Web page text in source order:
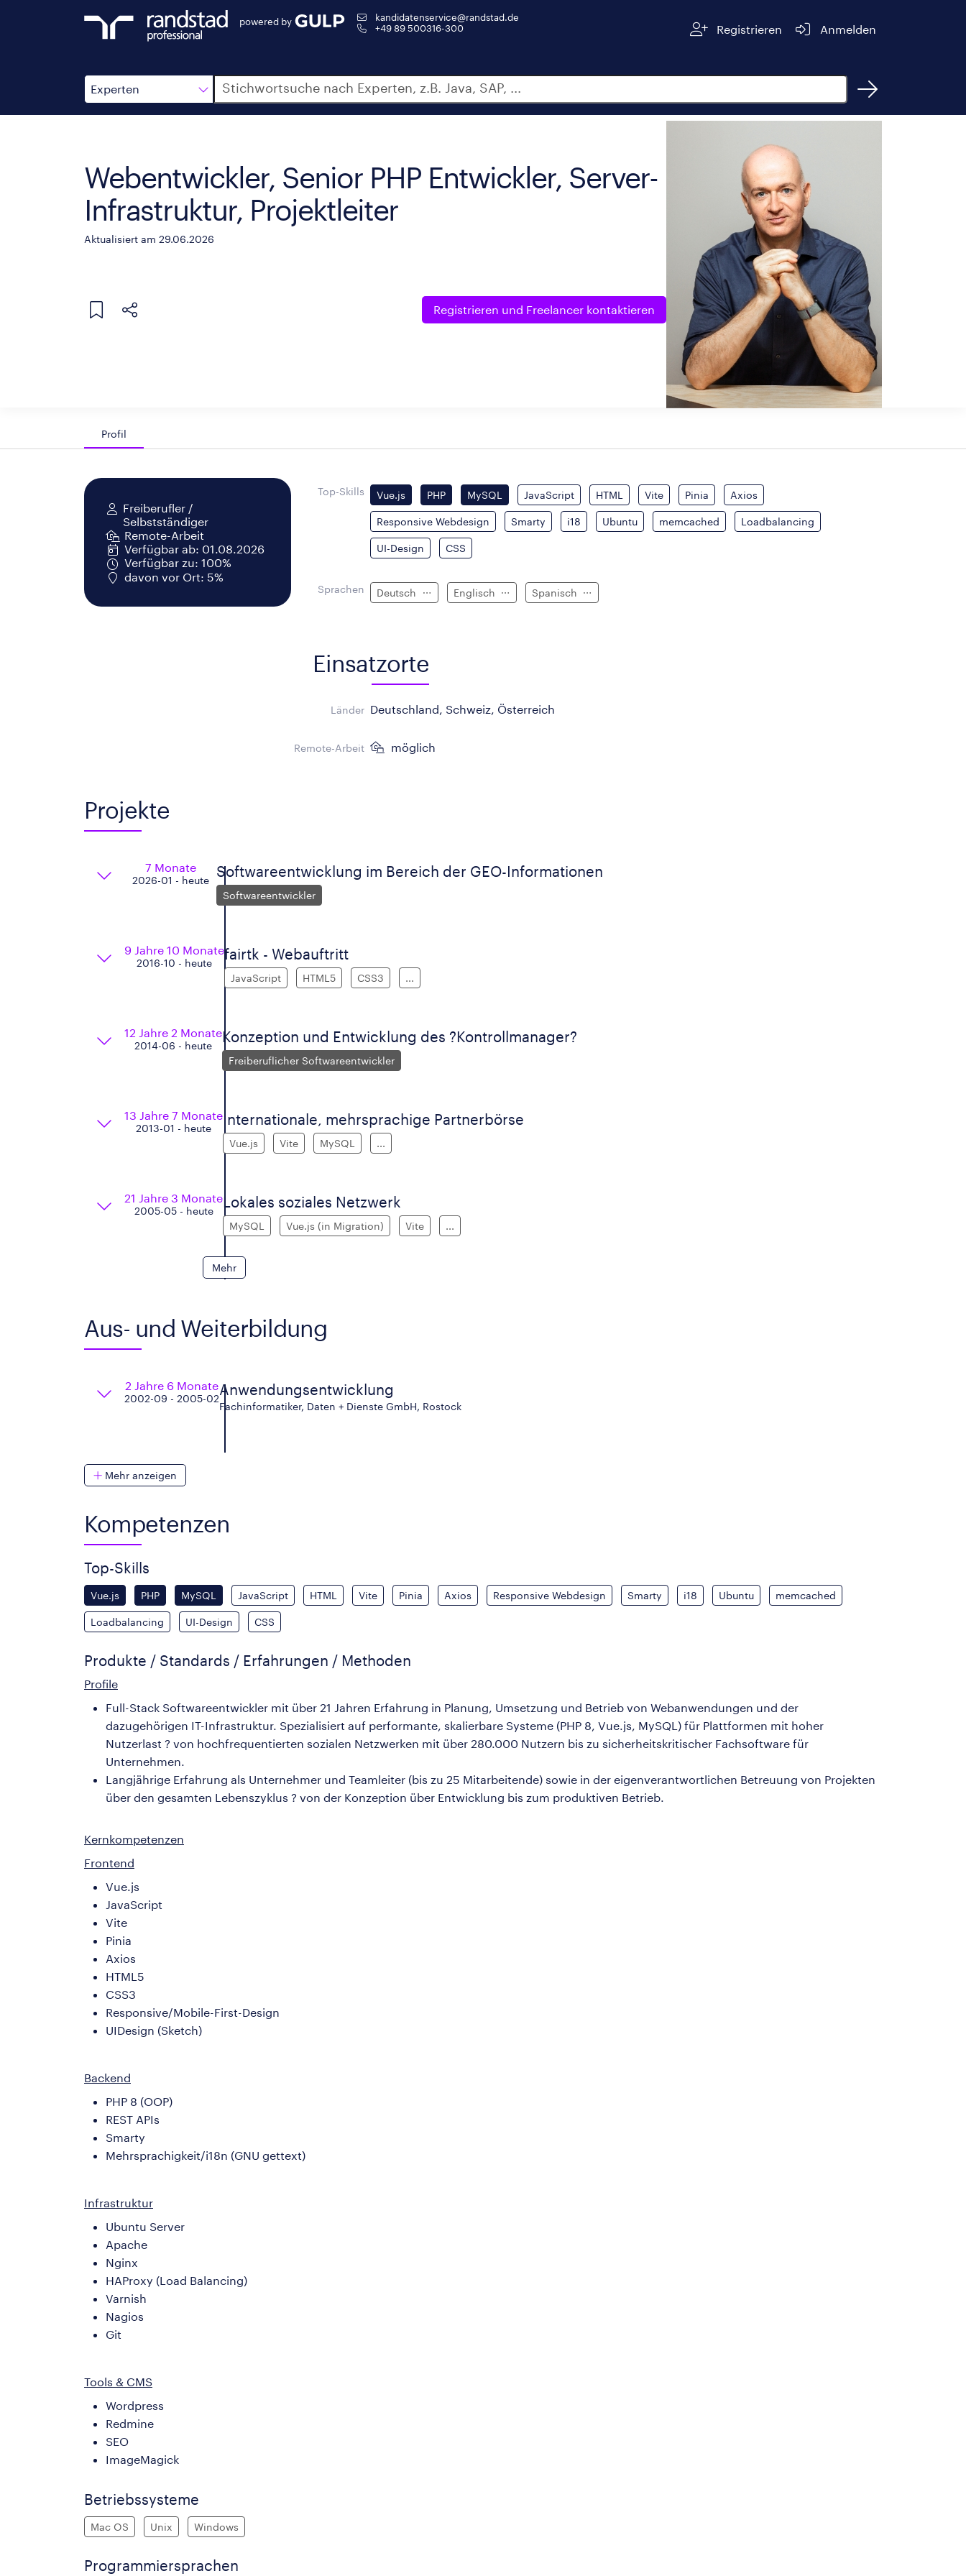
powered by
kandidatenservice@randstad.de
+49 89 500316-300
Registrieren Anmelden
Experten
Suche
Webentwickler, Senior PHP Entwickler, Server-
Infrastruktur, Projektleiter
Aktualisiert am 29.06.2026
Registrieren und Freelancer kontaktieren
Profil
Freiberufler /
Selbstständiger
Remote-Arbeit
Verfügbar ab: 01.08.2026
Verfügbar zu: 100%
davon vor Ort: 5%
Top-Skills Vue.js PHP MySQL JavaScript HTML Vite Pinia Axios
Responsive Webdesign Smarty i18 Ubuntu memcached Loadbalancing
UI-Design CSS
Sprachen Deutsch Englisch Spanisch
Einsatzorte
Länder Deutschland, Schweiz, Österreich
Remote-Arbeit möglich
Projekte
7 Monate
2026-01 - heute
Softwareentwicklung im Bereich der GEO-Informationen
Softwareentwickler
9 Jahre 10 Monate
2016-10 - heute
fairtk - Webauftritt
JavaScript HTML5 CSS3 ...
12 Jahre 2 Monate
2014-06 - heute
Konzeption und Entwicklung des ?Kontrollmanager?
Freiberuflicher Softwareentwickler
13 Jahre 7 Monate
2013-01 - heute
Internationale, mehrsprachige Partnerbörse
Vue.js Vite MySQL ...
21 Jahre 3 Monate
2005-05 - heute
Lokales soziales Netzwerk
MySQL Vue.js (in Migration) Vite ...
Mehr
Aus- und Weiterbildung
2 Jahre 6 Monate
2002-09 - 2005-02
Anwendungsentwicklung
Fachinformatiker, Daten + Dienste GmbH, Rostock
Mehr anzeigen
Kompetenzen
Top-Skills
Vue.js PHP MySQL JavaScript HTML Vite Pinia Axios Responsive Webdesign Smarty i18 Ubuntu memcached
Loadbalancing UI-Design CSS
Produkte / Standards / Erfahrungen / Methoden
Profile
Full-Stack Softwareentwickler mit über 21 Jahren Erfahrung in Planung, Umsetzung und Betrieb von Webanwendungen und der
dazugehörigen IT-Infrastruktur. Spezialisiert auf performante, skalierbare Systeme (PHP 8, Vue.js, MySQL) für Plattformen mit hoher
Nutzerlast ? von hochfrequentierten sozialen Netzwerken mit über 280.000 Nutzern bis zu sicherheitskritischer Fachsoftware für
Unternehmen.
Langjährige Erfahrung als Unternehmer und Teamleiter (bis zu 25 Mitarbeitende) sowie in der eigenverantwortlichen Betreuung von Projekten
über den gesamten Lebenszyklus ? von der Konzeption über Entwicklung bis zum produktiven Betrieb.
Kernkompetenzen
Frontend
Vue.js
JavaScript
Vite
Pinia
Axios
HTML5
CSS3
Responsive/Mobile-First-Design
UIDesign (Sketch)
Backend
PHP 8 (OOP)
REST APIs
Smarty
Mehrsprachigkeit/i18n (GNU gettext)
Infrastruktur
Ubuntu Server
Apache
Nginx
HAProxy (Load Balancing)
Varnish
Nagios
Git
Tools & CMS
Wordpress
Redmine
SEO
ImageMagick
Betriebssysteme
Mac OS Unix Windows
Programmiersprachen